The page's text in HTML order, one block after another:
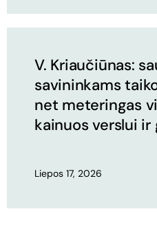
V. Kriaučiūnas:
savininkams
net meteringas
kainuos verslui
Liepos 17, 2026